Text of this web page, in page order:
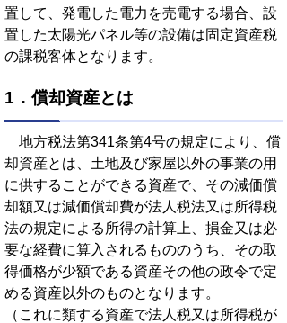
置して、発電した電力を売電する場合、設
置した太陽光パネル等の設備は固定資産税
の課税客体となります。
1．償却資産とは
地方税法第341条第4号の規定により、償
却資産とは、土地及び家屋以外の事業の用
に供することができる資産で、その減価償
却額又は減価償却費が法人税法又は所得税
法の規定による所得の計算上、損金又は必
要な経費に算入されるもののうち、その取
得価格が少額である資産その他の政令で定
める資産以外のものとなります。
（これに類する資産で法人税又は所得税が